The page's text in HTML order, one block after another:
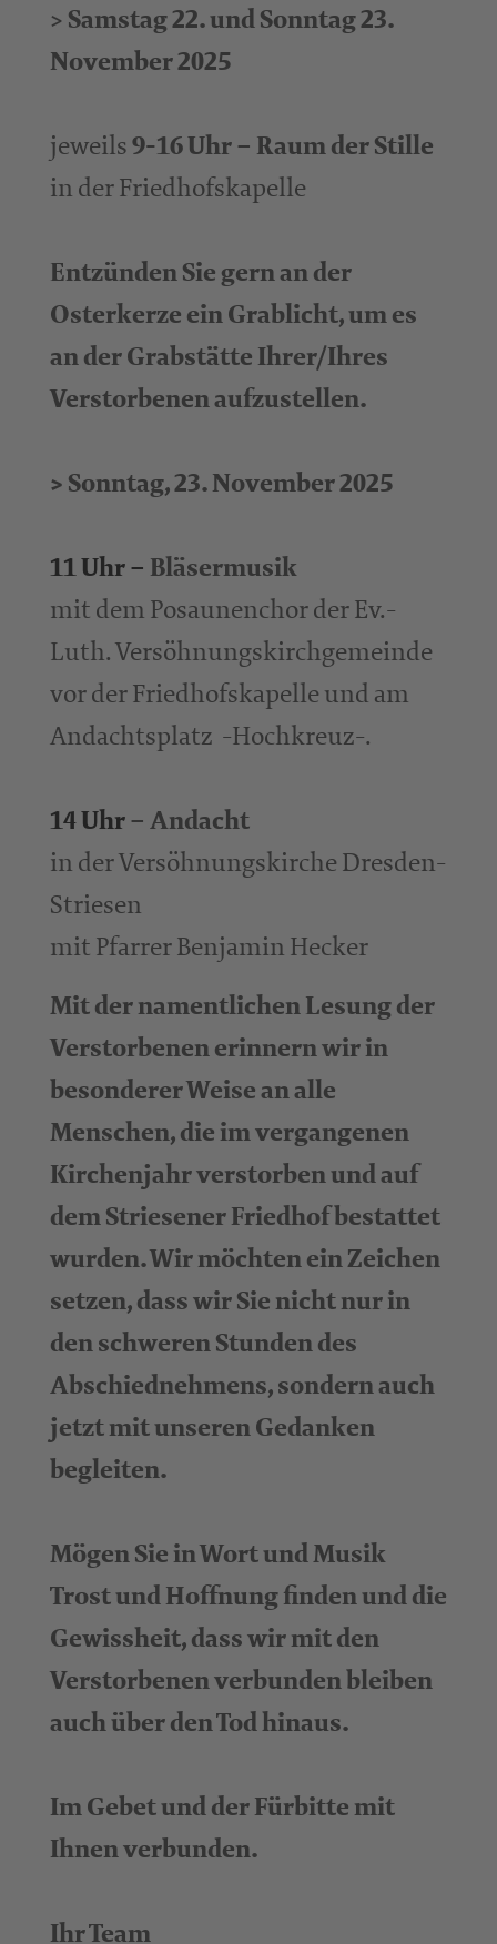
>Samstag 22. und Sonntag 23.
November 2025
jeweils9-16 Uhr – Raum der Stille
in der Friedhofskapelle
Entzünden Sie gern an der
Osterkerze ein Grablicht, um es
an der Grabstätte Ihrer/Ihres
Verstorbenen aufzustellen.
> Sonntag, 23. November 2025
11 Uhr – Bläsermusik
mit dem Posaunenchor der Ev.-
Luth. Versöhnungskirchgemeinde
vor der Friedhofskapelle und am
Andachtsplatz -Hochkreuz-.
14 Uhr– Andacht
in der Versöhnungskirche Dresden-
Striesen
mit Pfarrer Benjamin Hecker
Mit der namentlichen Lesung der
Verstorbenen erinnern wir in
besonderer Weise an alle
Menschen, die im vergangenen
Kirchenjahr verstorben und auf
dem Striesener Friedhof bestattet
wurden. Wir möchten ein Zeichen
setzen, dass wir Sie nicht nur in
den schweren Stunden des
Abschiednehmens, sondern auch
jetzt mit unseren Gedanken
begleiten.
Mögen Sie in Wort und Musik
Trost und Hoffnung finden und die
Gewissheit, dass wir mit den
Verstorbenen verbunden bleiben
auch über den Tod hinaus.
Im Gebet und der Fürbitte mit
Ihnen verbunden.
Ihr Team